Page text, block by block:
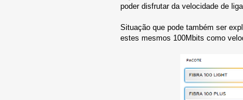
poder disfrutar da velocidade de
Situação que pode também ser
estes mesmos 100Mbits como